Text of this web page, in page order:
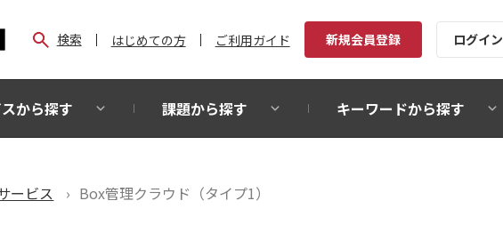
検索 はじめての方 ご利用ガイド 新規会員登録 ログイン
から探す 課題から探す キーワードから探す
ービス Box管理クラウド（タイプ1）